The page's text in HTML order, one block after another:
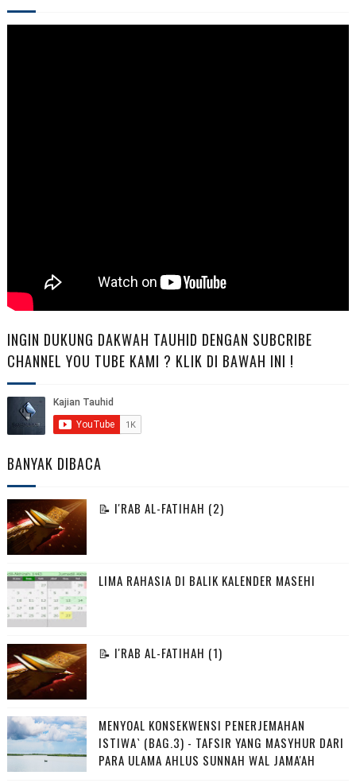
INGIN DUKUNG DAKWAH TAUHID DENGAN SUBCRIBE
CHANNEL YOU TUBE KAMI ? KLIK DI BAWAH INI !
BANYAK DIBACA
📝 I'RAB AL-FATIHAH (2)
LIMA RAHASIA DI BALIK KALENDER MASEHI
📝 I'RAB AL-FATIHAH (1)
MENYOAL KONSEKWENSI PENERJEMAHAN
ISTIWA` (BAG.3) - TAFSIR YANG MASYHUR DARI
PARA ULAMA AHLUS SUNNAH WAL JAMA'AH